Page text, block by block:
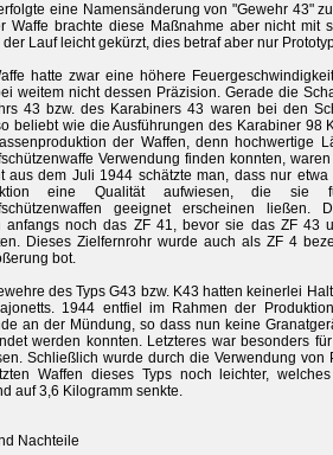
eine Namensänderung von "Gewehr 43"
Waffe brachte diese Maßnahme aber nicht mit
Lauf leicht gekürzt, dies betraf aber nur
hatte zwar eine höhere
weitem nicht dessen Präzision. Gerade die
43 bzw. des Karabiners 43 waren bei den
beliebt wie die Ausführungen des Karabiner 98
der Waffen, denn hochwertige
Verwendung finden konnten,
aus dem Juli 1944 schätzte man, dass nur
eine Qualität aufwiesen, die sie
geeignet erscheinen ließen.
anfangs noch das ZF 41, bevor sie das ZF 43
Dieses Zielfernrohr wurde auch als ZF 4
bot.
des Typs G43 bzw. K43 hatten keinerlei
1944 entfiel im Rahmen der
an der Mündung, so dass nun keine
werden konnten. Letzteres war besonders
Schließlich wurde durch die Verwendung von
Waffen dieses Typs noch leichter,
auf 3,6 Kilogramm senkte.
Nachteile